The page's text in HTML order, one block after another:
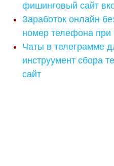
фишинговый сайт
Заработок онлайн
номер телефона при
Чаты в телеграмме
инструумент сбора
сайт